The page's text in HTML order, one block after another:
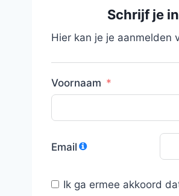
Schrijf je
Hier kan je je aanmelden
Voornaam
Email
Ik ga ermee akkoord